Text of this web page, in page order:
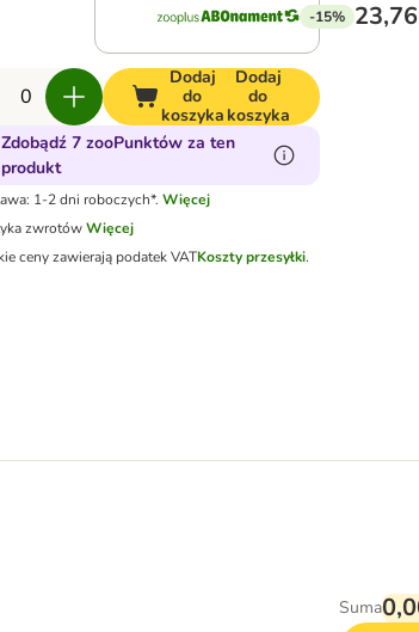
-15% 23,76
Dodaj
do
koszyka
Dodaj
do
koszyka
Zdobądź 7 zooPunktów za ten
produkt
1-2 dni roboczych*. Więcej
zwrotów Więcej
ceny zawierają podatek VATKoszty przesyłki.
Suma